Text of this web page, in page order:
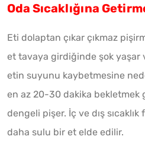
Oda Sıcaklığına
Eti dolaptan çıkar çıkmaz
et tavaya girdiğinde şok yaşar
etin suyunu kaybetmesine
en az 20-30 dakika bekletmek
dengeli pişer. İç ve dış sıcaklık
daha sulu bir et elde edilir.